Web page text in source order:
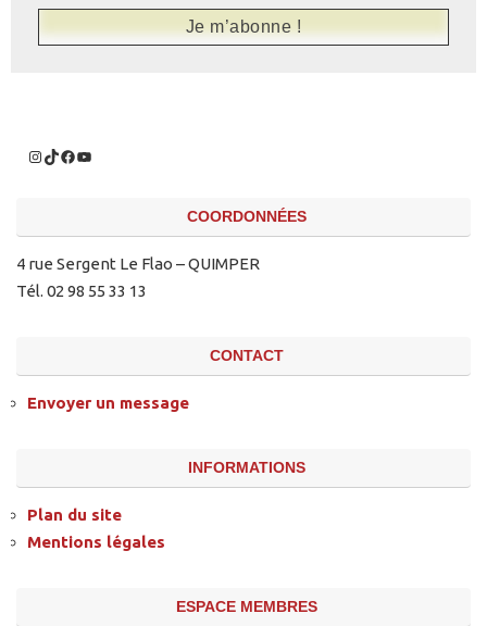
COORDONNÉES
4 rue Sergent Le Flao – QUIMPER
Tél. 02 98 55 33 13
CONTACT
Envoyer un message
INFORMATIONS
Plan du site
Mentions légales
ESPACE MEMBRES